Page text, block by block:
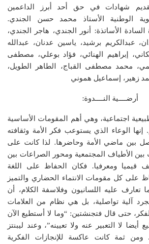
شهادات في حق أحد أبرز الداعمين
الوطنية الأستاذ محمد حسن الجندي.
الأساتذة: أنور الجندي، هاجر الجندي،
عبدالكريم برشيد، ياسين عدنان، عبدالله
إبراهيم الهنائي، فؤاد بوعلي، مصطفى
محمد مصطفى القباج، الطاهر الطويل،
زهير، إسماعيل هموني
أرضــــية النــــدوة:
اجتماعية، وهي أهم المقومات الأساسية
إنها الوعاء الذي يستوعب فكر الأمة وثقافته
بين ماضي الأمة وحاضرها. لذا كانت على
بين الأطياف المجتمعية ومحور الصراعات بين
قيميا ومعرفيا. فكان الحفاظ على اللغة
على كل مقومات الانتماء الحضاري والتميز
تعارف عليه اللسانيون وفلاسفة الكلام، أن
آلية تواصلية، بل هي نظام من العلامات
حتى قال فتجنشتين: “وما لا أستطيع الآن
أيضا لا التعبير عنه ولا تعيينه”، وعند ليبنتز
ومن ثمة كانت عاكسة للإنجازات الفكرية